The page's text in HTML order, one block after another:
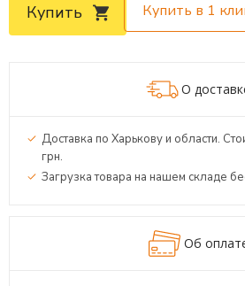
Купить Купить в 1
О
Доставка по Харькову и области.
грн.
Загрузка товара на нашем складе
Об